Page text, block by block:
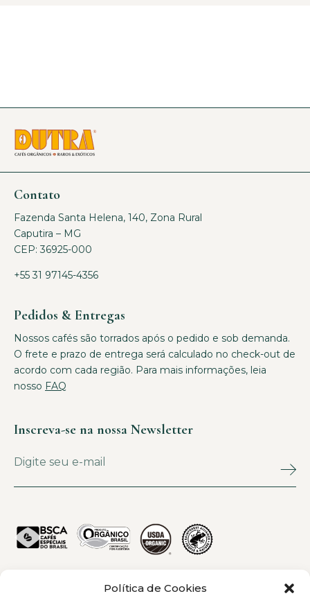
Política de Cookies
Contato
Fazenda Santa Helena, 140, Zona Rural
Caputira – MG
CEP: 36925-000
+55 31 97145-4356
Pedidos & Entregas
Nossos cafés são torrados após o pedido e sob demanda.
O frete e prazo de entrega será calculado no check-out de
acordo com cada região. Para mais informações, leia
nosso FAQ
Inscreva-se na nossa Newsletter